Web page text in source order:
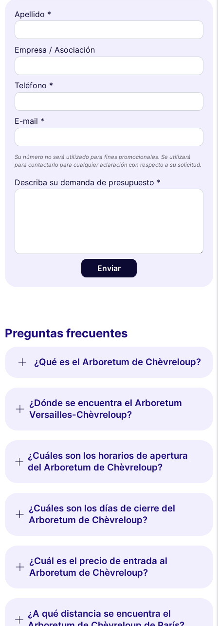
Apellido *
Empresa / Asociación
Teléfono *
E-mail *
Su número no será utilizado para fines promocionales. Se utilizará
para contactarlo para cualquier aclaración con respecto a su solicitud.
Describa su demanda de presupuesto *
Enviar
Preguntas frecuentes
¿Qué es el Arboretum de Chèvreloup?
¿Dónde se encuentra el Arboretum
Versailles-Chèvreloup?
¿Cuáles son los horarios de apertura
del Arboretum de Chèvreloup?
¿Cuáles son los días de cierre del
Arboretum de Chèvreloup?
¿Cuál es el precio de entrada al
Arboretum de Chèvreloup?
¿A qué distancia se encuentra el